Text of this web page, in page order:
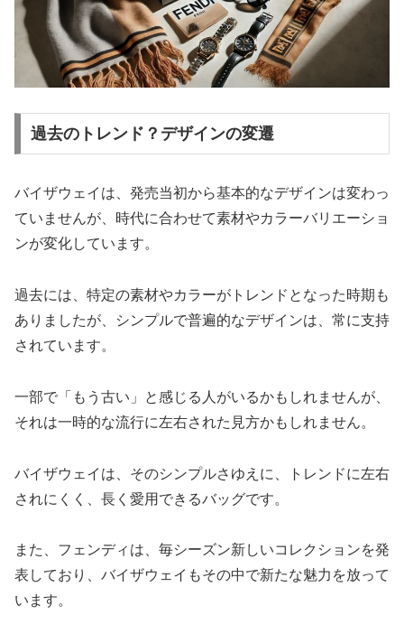
過去のトレンド？デザインの変遷
バイザウェイは、発売当初から基本的なデザインは変わっ
ていませんが、時代に合わせて素材やカラーバリエーショ
ンが変化しています。
過去には、特定の素材やカラーがトレンドとなった時期も
ありましたが、シンプルで普遍的なデザインは、常に支持
されています。
一部で「もう古い」と感じる人がいるかもしれませんが、
それは一時的な流行に左右された見方かもしれません。
バイザウェイは、そのシンプルさゆえに、トレンドに左右
されにくく、長く愛用できるバッグです。
また、フェンディは、毎シーズン新しいコレクションを発
表しており、バイザウェイもその中で新たな魅力を放って
います。